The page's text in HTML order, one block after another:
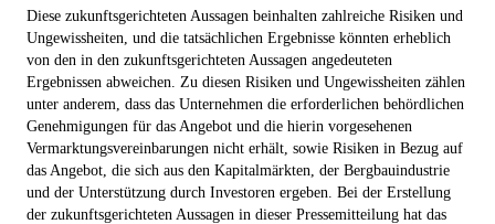
Diese zukunftsgerichteten Aussagen beinhalten zahlreiche Risiken und
Ungewissheiten, und die tatsächlichen Ergebnisse könnten erheblich
von den in den zukunftsgerichteten Aussagen angedeuteten
Ergebnissen abweichen. Zu diesen Risiken und Ungewissheiten zählen
unter anderem, dass das Unternehmen die erforderlichen behördlichen
Genehmigungen für das Angebot und die hierin vorgesehenen
Vermarktungsvereinbarungen nicht erhält, sowie Risiken in Bezug auf
das Angebot, die sich aus den Kapitalmärkten, der Bergbauindustrie
und der Unterstützung durch Investoren ergeben. Bei der Erstellung
der zukunftsgerichteten Aussagen in dieser Pressemitteilung hat das